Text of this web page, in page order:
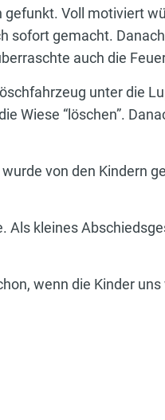
Voll motiviert
sofort gemacht.
auch die
unter die
Wiese “löschen”.
von den Kindern
Als kleines
wenn die Kinder